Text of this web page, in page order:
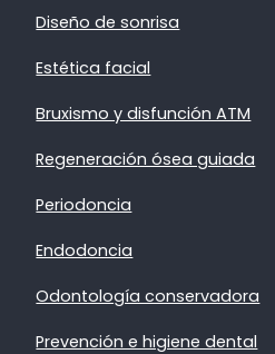
Diseño de sonrisa
Estética facial
Bruxismo y disfunción ATM
Regeneración ósea guiada
Periodoncia
Endodoncia
Odontología conservadora
Prevención e higiene dental